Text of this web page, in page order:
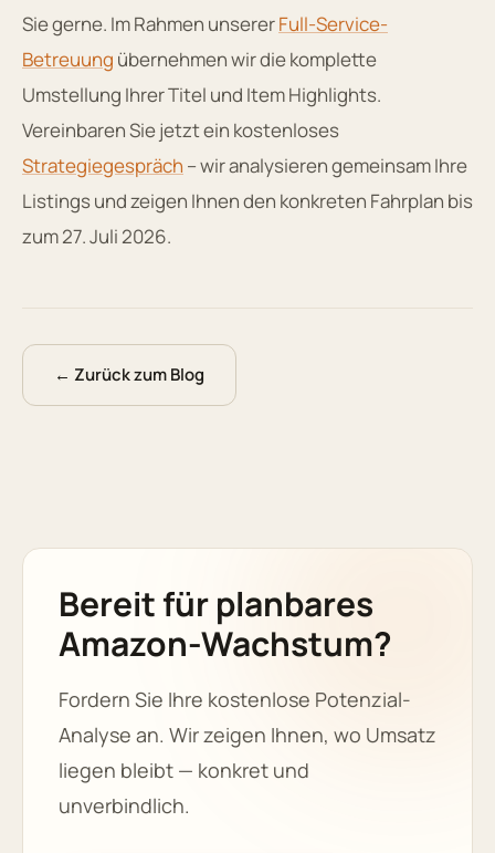
Sie gerne. Im Rahmen unsererFull-Service-
Betreuung übernehmen wir die komplette
Umstellung Ihrer Titel und Item Highlights.
Vereinbaren Sie jetzt ein kostenloses
Strategiegespräch – wir analysieren gemeinsam Ihre
Listings und zeigen Ihnen den konkreten Fahrplan bis
zum 27. Juli 2026.
← Zurück zum Blog
Bereit für planbares
Amazon-Wachstum?
Fordern Sie Ihre kostenlose Potenzial-
Analyse an. Wir zeigen Ihnen, wo Umsatz
liegen bleibt — konkret und
unverbindlich.